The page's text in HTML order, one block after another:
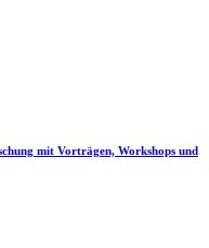
mit Vorträgen, Workshops und